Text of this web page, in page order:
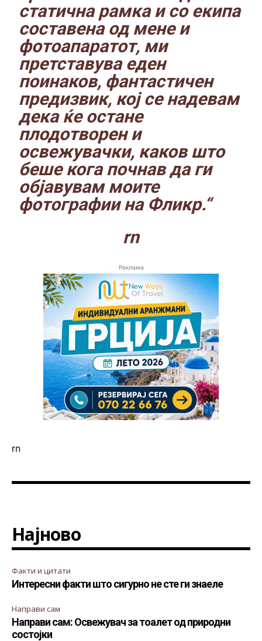
статична рамка и со екипа
составена од мене и
фотоапаратот, ми
претставува еден
поинаков, фантастичен
предизвик, кој се надевам
дека ќе остане
плодотворен и
освежувачки, каков што
беше кога почнав да ги
објавувам моите
фотографии на Фликр.“
rn
Реклама
rn
Најново
Факти и цитати
Интересни факти што сигурно не сте ги знаеле
Направи сам
Направи сам: Освежувач за тоалет од природни
состојки